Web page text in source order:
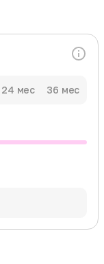
24 мес 36 мес